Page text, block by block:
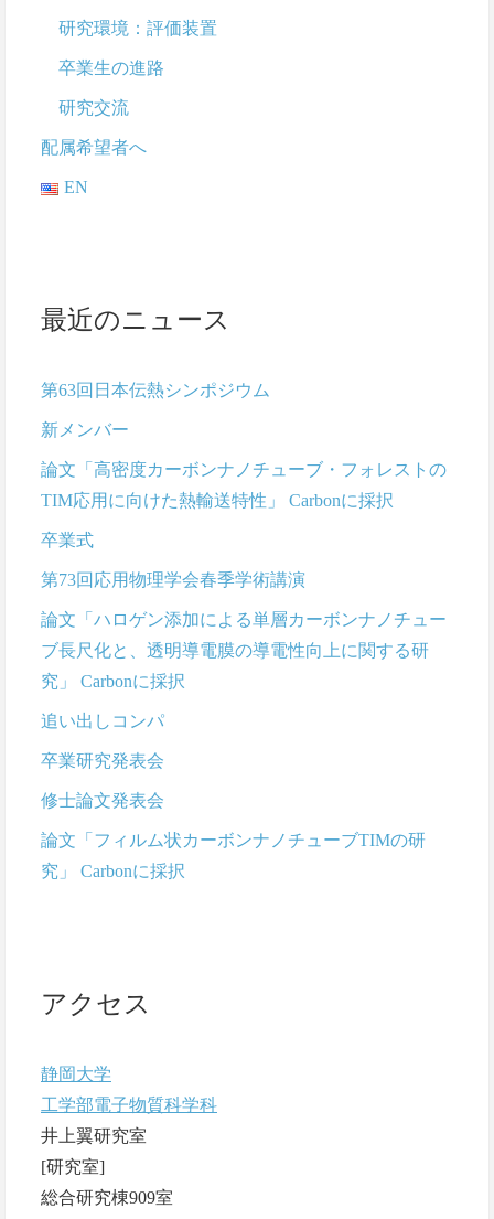
研究環境：評価装置
卒業生の進路
研究交流
配属希望者へ
EN
最近のニュース
第63回日本伝熱シンポジウム
新メンバー
論文「高密度カーボンナノチューブ・フォレストの
TIM応用に向けた熱輸送特性」 Carbonに採択
卒業式
第73回応用物理学会春季学術講演
論文「ハロゲン添加による単層カーボンナノチュー
ブ長尺化と、透明導電膜の導電性向上に関する研
究」 Carbonに採択
追い出しコンパ
卒業研究発表会
修士論文発表会
論文「フィルム状カーボンナノチューブTIMの研
究」 Carbonに採択
アクセス
静岡大学
工学部電子物質科学科
井上翼研究室
[研究室]
総合研究棟909室